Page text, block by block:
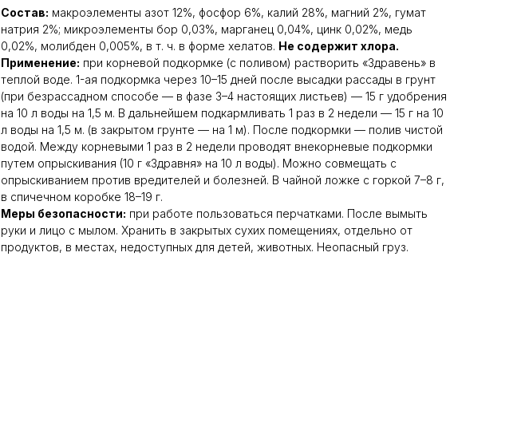
Состав: макро­элементы азот 12%, фосфор 6%, калий 28%, магний 2%, гумат
натрия 2%; микроэлементы бор 0,03%, марганец 0,04%, цинк 0,02%, медь
0,02%, молибден 0,005%, в т. ч. в форме хелатов. Не содержит хлора.
Применение: при корневой подкормке (с поливом) растворить «Здравень» в
теплой воде. 1-ая подкормка через 10–15 дней после высадки рассады в грунт
(при безрассадном способе — в фазе 3–4 настоящих листьев) — 15 г удобрения
на 10 л воды на 1,5 м. В дальнейшем подкармливать 1 раз в 2 недели — 15 г на 10
л воды на 1,5 м. (в закрытом грунте — на 1 м). После подкормки — полив чистой
водой. Между корневыми 1 раз в 2 недели проводят внекорневые подкормки
путем опрыскивания (10 г «Здравня» на 10 л воды). Можно совмещать с
опрыскиванием против вредителей и болезней. В чайной ложке с горкой 7–8 г,
в спичечном коробке 18–19 г.
Меры безопасности: при работе пользоваться перчатками. После вымыть
руки и лицо с мылом. Хранить в закрытых сухих помещениях, отдельно от
продуктов, в местах, недоступных для детей, животных. Неопасный груз.